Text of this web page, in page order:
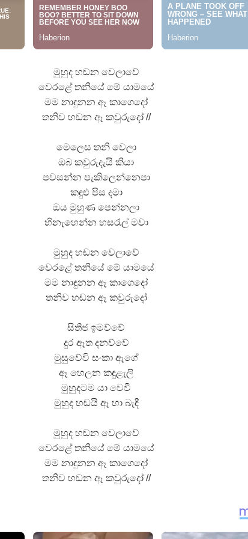
පද පෙළ
ගීතයේ පද පෙළ
මුහුද හඬන වෙලාවේ
වෙරළේ තනියේ මේ යාමයේ
මම නාඳුනන ඈ කාගෙදෝ
තනිව හඬන ඈ කවුරුදෝ //
මෙලෙස තනි වෙලා
ඔබ කවුරුදැයි කියා
පවසන්න පැකිලෙන්නෙපා
කඳුළු පිස දමා
ඔය මුහුණ පෙන්නලා
හිනැහෙන්න හසරැල් මවා
මුහුද හඬන වෙලාවේ
වෙරළේ තනියේ මේ යාමයේ
මම නාඳුනන ඈ කාගෙදෝ
තනිව හඬන ඈ කවුරුදෝ
සිතිජ ඉමව්වේ
දුර ඈත දනව්වේ
මුසුවේවි සංකා ඇගේ
ඈ හෙලන කඳුළැලි
මුහුදටම යා වෙවී
මුහුද හඬයි ඈ හා බැඳී
මුහුද හඬන වෙලාවේ
වෙරළේ තනියේ මේ යාමයේ
මම නාඳුනන ඈ කාගෙදෝ
තනිව හඬන ඈ කවුරුදෝ //